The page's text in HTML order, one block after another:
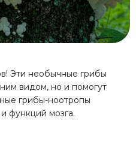
Эти необычные грибы
видом, но и помогут
грибы-ноотропы
функций мозга.